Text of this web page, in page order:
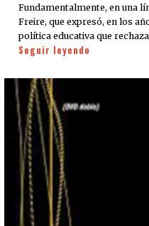
Fundamentalmente, en una
Freire, que expresó, en los
política educativa que
Seguir leyendo